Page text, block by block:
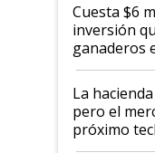
Cuesta $6
inversión
ganaderos
histórico
La
pero el
próximo